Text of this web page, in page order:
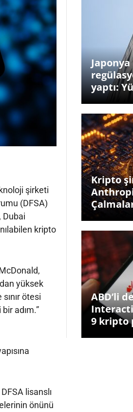
şirketi
(DFSA)
Dubai
kripto
yüksek
ötesi
adım.”
lisanslı
önünü
yaptı:
Kripto
ABD’li
9 kripto